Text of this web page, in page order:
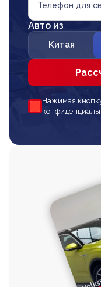
Телефон для
Авто из
Китая
Нажимая